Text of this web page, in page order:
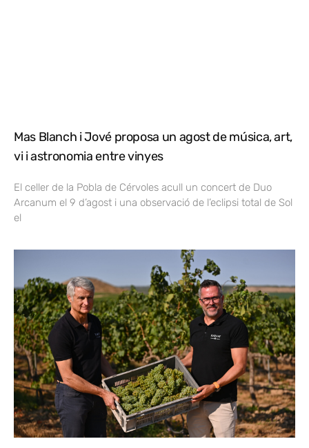
Mas Blanch i Jové proposa un agost de música, art,
vi i astronomia entre vinyes
El celler de la Pobla de Cérvoles acull un concert de Duo
Arcanum el 9 d’agost i una observació de l’eclipsi total de Sol
el